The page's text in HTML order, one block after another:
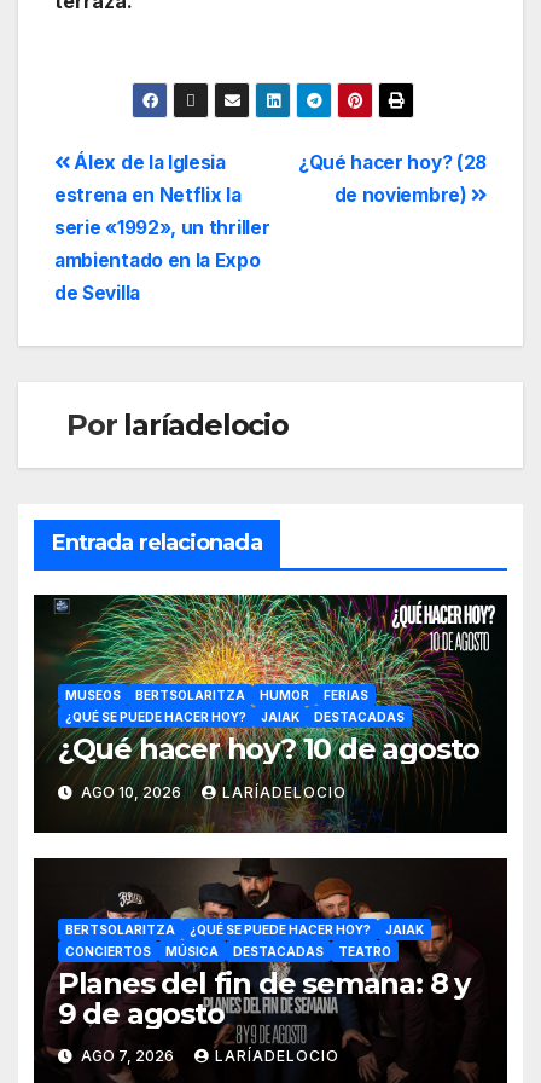
¿Qué hacer hoy? (28
de noviembre)
Álex de la Iglesia
estrena en Netflix la
serie «1992», un thriller
ambientado en la Expo
de Sevilla
Por laríadelocio
Entrada relacionada
MUSEOS BERTSOLARITZA HUMOR
FERIAS
¿QUÉ SE PUEDE HACER HOY?
JAIAK DESTACADAS
¿Qué hacer hoy? 10 de agosto
AGO 10, 2026 LARÍADELOCIO
BERTSOLARITZA ¿QUÉ SE PUEDE HACER HOY?
JAIAK
CONCIERTOS
MÚSICA DESTACADAS TEATRO
Planes del fin de semana: 8 y
9 de agosto
AGO 7, 2026 LARÍADELOCIO